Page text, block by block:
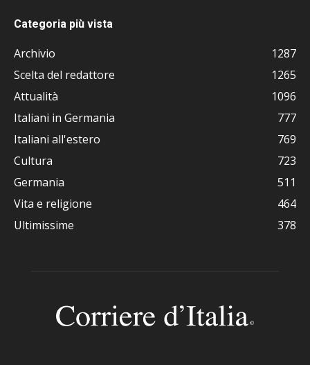
Categoria più vista
Archivio
1287
Scelta del redattore
1265
Attualità
1096
Italiani in Germania
777
Italiani all'estero
769
Cultura
723
Germania
511
Vita e religione
464
Ultimissime
378